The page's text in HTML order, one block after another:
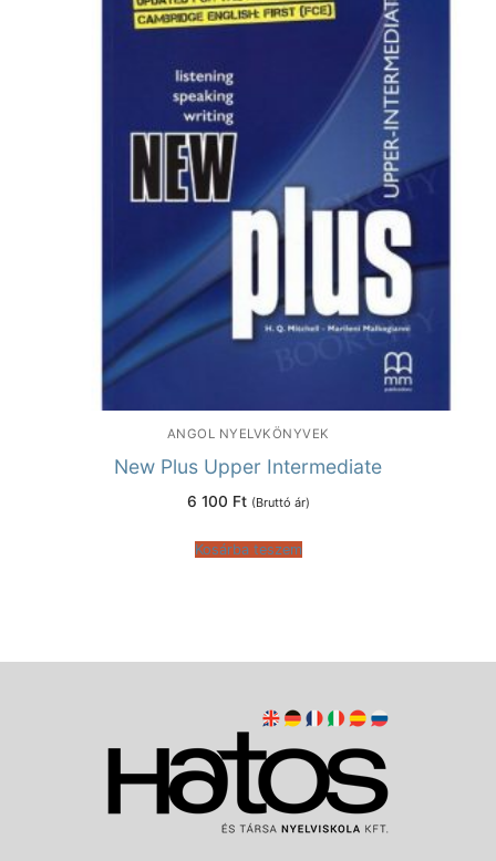
ANGOL NYELVKÖNYVEK
New Plus Upper Intermediate
6 100 Ft (Bruttó ár)
Kosárba teszem